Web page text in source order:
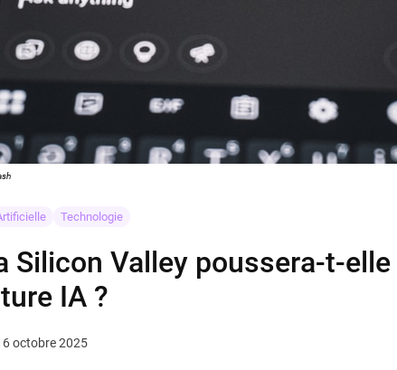
Technologie
Silicon Valley poussera-t-
IA ?
octobre 2025